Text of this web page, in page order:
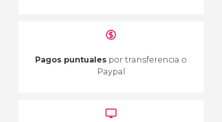
Pagos puntuales por transferencia o
Paypal